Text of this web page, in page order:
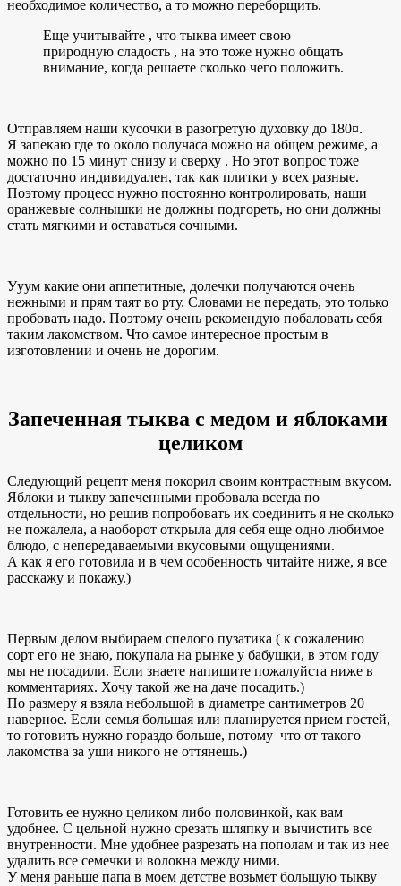
необходимое количество, а то можно переборщить.
Еще учитывайте , что тыква имеет свою
природную сладость , на это тоже нужно общать
внимание, когда решаете сколько чего положить.
Отправляем наши кусочки в разогретую духовку до 180¤.
Я запекаю где то около получаса можно на общем режиме, а
можно по 15 минут снизу и сверху . Но этот вопрос тоже
достаточно индивидуален, так как плитки у всех разные.
Поэтому процесс нужно постоянно контролировать, наши
оранжевые солнышки не должны подгореть, но они должны
стать мягкими и оставаться сочными.
Ууум какие они аппетитные, долечки получаются очень
нежными и прям таят во рту. Словами не передать, это только
пробовать надо. Поэтому очень рекомендую побаловать себя
таким лакомством. Что самое интересное простым в
изготовлении и очень не дорогим.
Запеченная тыква с медом и яблоками
целиком
Следующий рецепт меня покорил своим контрастным вкусом.
Яблоки и тыкву запеченными пробовала всегда по
отдельности, но решив попробовать их соединить я не сколько
не пожалела, а наоборот открыла для себя еще одно любимое
блюдо, с непередаваемыми вкусовыми ощущениями.
А как я его готовила и в чем особенность читайте ниже, я все
расскажу и покажу.)
Первым делом выбираем спелого пузатика ( к сожалению
сорт его не знаю, покупала на рынке у бабушки, в этом году
мы не посадили. Если знаете напишите пожалуйста ниже в
комментариях. Хочу такой же на даче посадить.)
По размеру я взяла небольшой в диаметре сантиметров 20
наверное. Если семья большая или планируется прием гостей,
то готовить нужно гораздо больше, потому что от такого
лакомства за уши никого не оттянешь.)
Готовить ее нужно целиком либо половинкой, как вам
удобнее. С цельной нужно срезать шляпку и вычистить все
внутренности. Мне удобнее разрезать на пополам и так из нее
удалить все семечки и волокна между ними.
У меня раньше папа в моем детстве возьмет большую тыкву